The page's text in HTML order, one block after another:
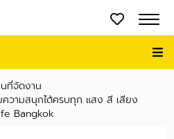
ที่จัดงาน
วามสนุกได้ครบทุก แสง สี เสียง
Bangkok